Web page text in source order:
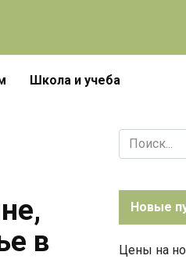
Школа и учеба
в
Search
for:
Новые
Цены на